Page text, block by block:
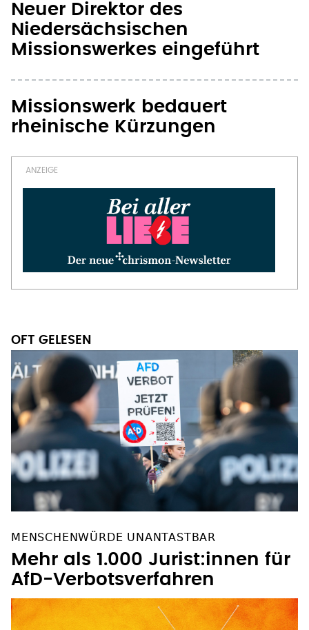
Neuer Direktor des
Niedersächsischen
Missionswerkes eingeführt
Missionswerk bedauert
rheinische Kürzungen
OFT GELESEN
MENSCHENWÜRDE UNANTASTBAR
Mehr als 1.000 Jurist:innen für
AfD-Verbotsverfahren